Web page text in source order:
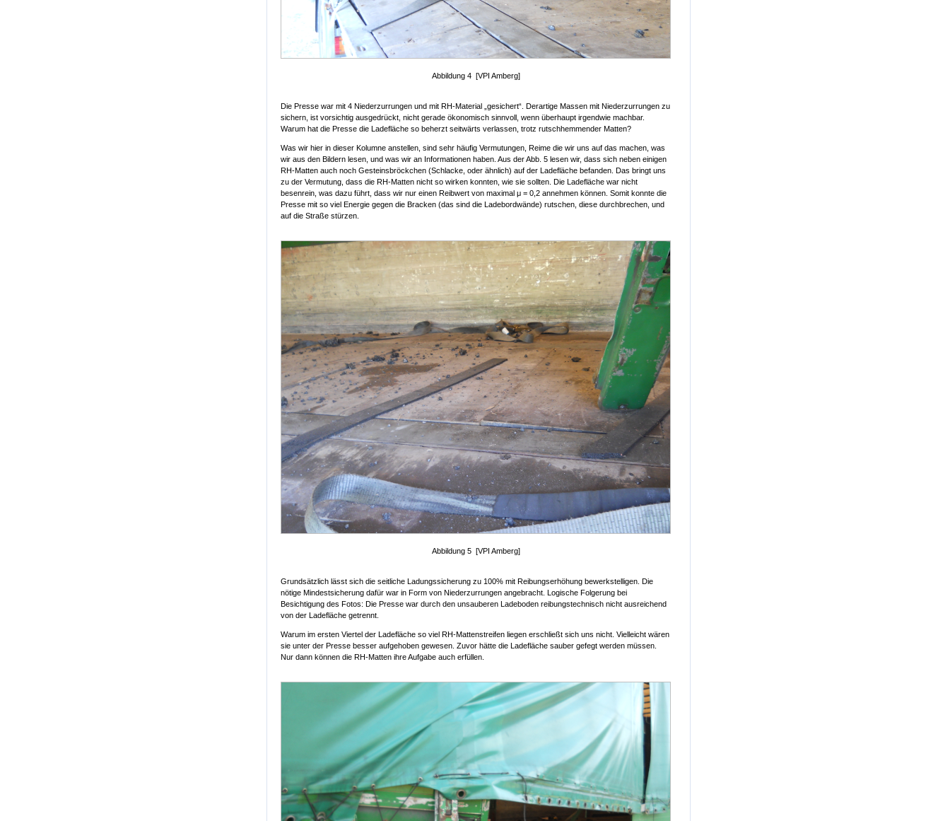
Abbildung 4 [VPI Amberg]
Die Presse war mit 4 Niederzurrungen und mit RH-Material „gesichert“. Derartige Massen mit Niederzurrungen zu
sichern, ist vorsichtig ausgedrückt, nicht gerade ökonomisch sinnvoll, wenn überhaupt irgendwie machbar.
Warum hat die Presse die Ladefläche so beherzt seitwärts verlassen, trotz rutschhemmender Matten?
Was wir hier in dieser Kolumne anstellen, sind sehr häufig Vermutungen, Reime die wir uns auf das machen, was
wir aus den Bildern lesen, und was wir an Informationen haben. Aus der Abb. 5 lesen wir, dass sich neben einigen
RH-Matten auch noch Gesteinsbröckchen (Schlacke, oder ähnlich) auf der Ladefläche befanden. Das bringt uns
zu der Vermutung, dass die RH-Matten nicht so wirken konnten, wie sie sollten. Die Ladefläche war nicht
besenrein, was dazu führt, dass wir nur einen Reibwert von maximal μ = 0,2 annehmen können. Somit konnte die
Presse mit so viel Energie gegen die Bracken (das sind die Ladebordwände) rutschen, diese durchbrechen, und
auf die Straße stürzen.
Abbildung 5 [VPI Amberg]
Grundsätzlich lässt sich die seitliche Ladungssicherung zu 100% mit Reibungserhöhung bewerkstelligen. Die
nötige Mindestsicherung dafür war in Form von Niederzurrungen angebracht. Logische Folgerung bei
Besichtigung des Fotos: Die Presse war durch den unsauberen Ladeboden reibungstechnisch nicht ausreichend
von der Ladefläche getrennt.
Warum im ersten Viertel der Ladefläche so viel RH-Mattenstreifen liegen erschließt sich uns nicht. Vielleicht wären
sie unter der Presse besser aufgehoben gewesen. Zuvor hätte die Ladefläche sauber gefegt werden müssen.
Nur dann können die RH-Matten ihre Aufgabe auch erfüllen.